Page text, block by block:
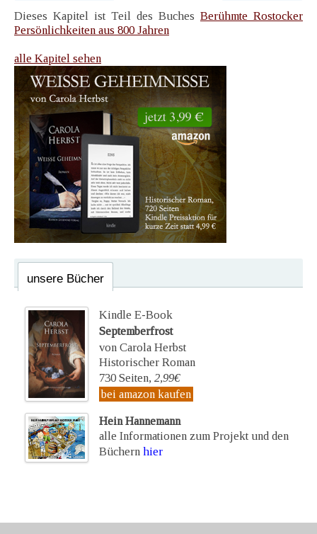
Dieses Kapitel ist Teil des Buches Berühmte Rostocker
Persönlichkeiten aus 800 Jahren
alle Kapitel sehen
unsere Bücher
Kindle E-Book
Septemberfrost
von Carola Herbst
Historischer Roman
730 Seiten, 2,99€
bei amazon kaufen
Hein Hannemann
alle Informationen zum Projekt und den
Büchern hier